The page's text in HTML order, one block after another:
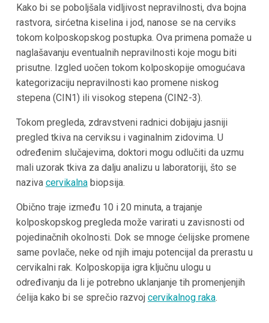
Kako bi se poboljšala vidljivost nepravilnosti, dva bojna
rastvora, sirćetna kiselina i jod, nanose se na cerviks
tokom kolposkopskog postupka. Ova primena pomaže u
naglašavanju eventualnih nepravilnosti koje mogu biti
prisutne. Izgled uočen tokom kolposkopije omogućava
kategorizaciju nepravilnosti kao promene niskog
stepena (CIN1) ili visokog stepena (CIN2-3).
Tokom pregleda, zdravstveni radnici dobijaju jasniji
pregled tkiva na cerviksu i vaginalnim zidovima. U
određenim slučajevima, doktori mogu odlučiti da uzmu
mali uzorak tkiva za dalju analizu u laboratoriji, što se
naziva cervikalnabiopsija.
Obično traje između 10 i 20 minuta, a trajanje
kolposkopskog pregleda može varirati u zavisnosti od
pojedinačnih okolnosti. Dok se mnoge ćelijske promene
same povlače, neke od njih imaju potencijal da prerastu u
cervikalni rak. Kolposkopija igra ključnu ulogu u
određivanju da li je potrebno uklanjanje tih promenjenjih
ćelija kako bi se sprečio razvoj cervikalnog raka.